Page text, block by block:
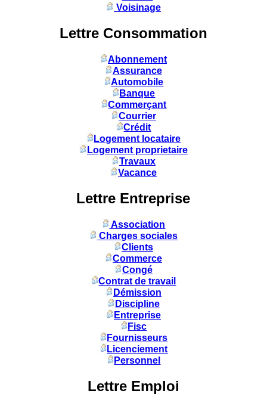
Voisinage
Lettre Consommation
Abonnement
Assurance
Automobile
Banque
Commerçant
Courrier
Crédit
Logement locataire
Logement proprietaire
Travaux
Vacance
Lettre Entreprise
Association
Charges sociales
Clients
Commerce
Congé
Contrat de travail
Démission
Discipline
Entreprise
Fisc
Fournisseurs
Licenciement
Personnel
Lettre Emploi